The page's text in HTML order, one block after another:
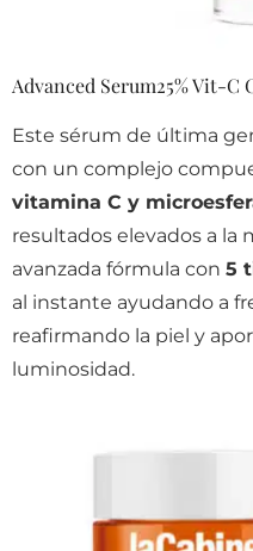
Advanced Serum25% Vit-C
Este sérum de última
con un complejo
vitamina C y
resultados elevados a la
avanzada fórmula con 5
al instante ayudando a
reafirmando la piel y
luminosidad.